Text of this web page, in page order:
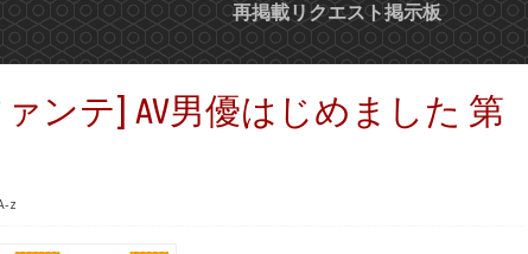
再掲載リクエスト掲示板
ンテ] AV男優はじめました 第
z